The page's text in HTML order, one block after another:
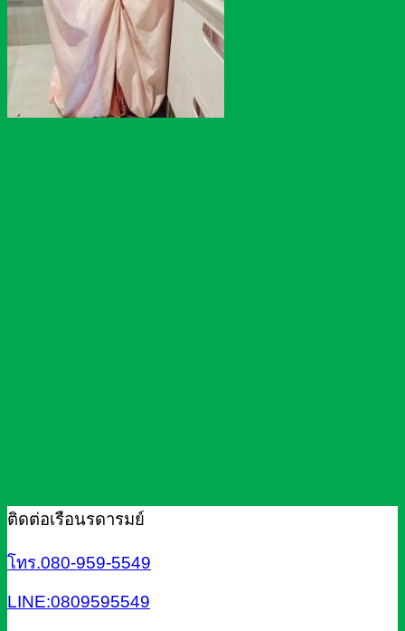
ติดต่อเรือนรดารมย์
โทร.080-959-5549
LINE:0809595549